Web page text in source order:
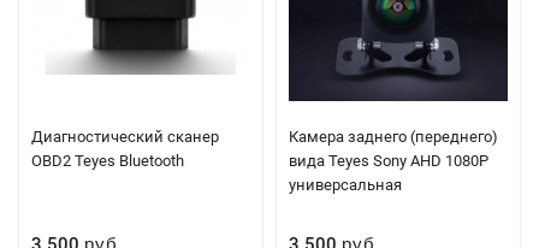
Диагностический сканер
OBD2 Teyes Bluetooth
руб.
Камера заднего (переднего)
вида Teyes Sony AHD 1080P
универсальная
руб.